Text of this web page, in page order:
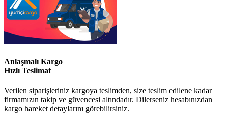
Anlaşmalı Kargo
Hızlı Teslimat
Verilen siparişleriniz kargoya teslimden, size teslim edilene kadar
firmamızın takip ve güvencesi altındadır. Dilerseniz hesabınızdan
kargo hareket detaylarını görebilirsiniz.